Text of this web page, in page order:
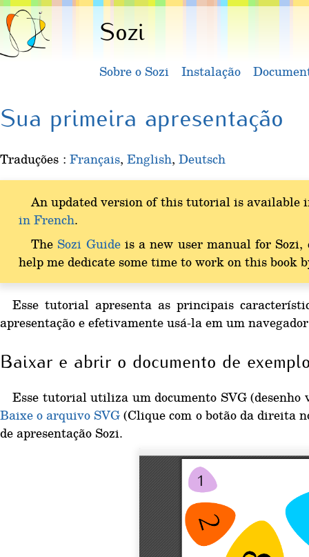
Sozi
Sobre o Sozi Instalação
Sua primeira apresentação
Traduções : Français, English, Deutsch
An updated version of this tutorial is available
in French.
The Sozi Guideis a new user manual for
help me dedicate some time to work on this book
Esse tutorial apresenta as principais
apresentação e efetivamente usá-la em um
Baixar e abrir o documento de
Esse tutorial utiliza um documento SVG (desenho
Baixe o arquivo SVG(Clique com o botão da direita
de apresentação Sozi.